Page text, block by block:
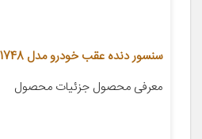
سنسور دنده عقب خودرو مدل 1748-B
معرفی محصول جزئیات محصول